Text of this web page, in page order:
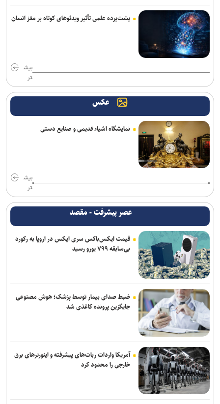
پشت‌پرده علمی تأثیر ویدئو‌های کوتاه بر مغز انسان
بیش
تر
عکس
نمایشگاه اشیاء قدیمی و صنایع دستی
بیش
تر
عصر پیشرفت - مقصد
قیمت ایکس‌باکس سری ایکس در اروپا به رکورد
بی‌سابقه ۷۹۹ یورو رسید
ضبط صدای بیمار توسط پزشک؛ هوش مصنوعی
جایگزین پرونده کاغذی شد
آمریکا واردات ربات‌های پیشرفته و اینورترهای برق
خارجی را محدود کرد